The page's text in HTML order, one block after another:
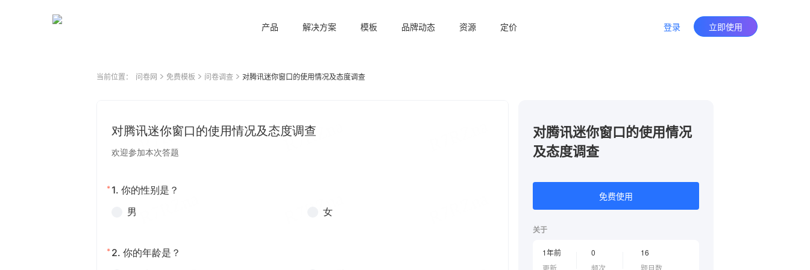
产品 解决方案 模板 品牌动态 资源 定价 登录 立即使用
当前位置： 问卷网 免费模板 问卷调查 对腾讯迷你窗口的使用情况及态度调查
对腾讯迷你窗口的使用情况
及态度调查
免费使用
关于
1年前
更新
0
频次
16
题目数